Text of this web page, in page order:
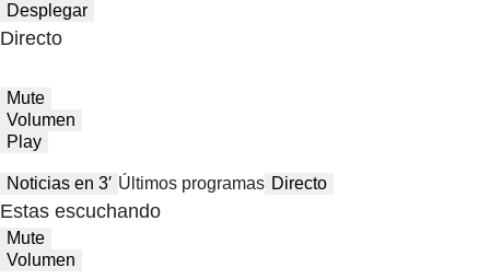
Desplegar
Directo
Mute
Volumen
Play
Noticias en 3′ Últimos programas Directo
Estas escuchando
Mute
Volumen